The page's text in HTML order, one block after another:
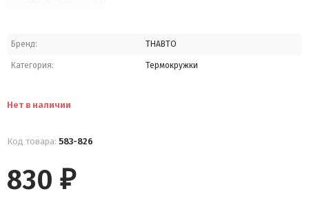
Бренд: THABTO
Категория: Термокружки
Нет в наличии
Код товара: 583-826
830 ₽